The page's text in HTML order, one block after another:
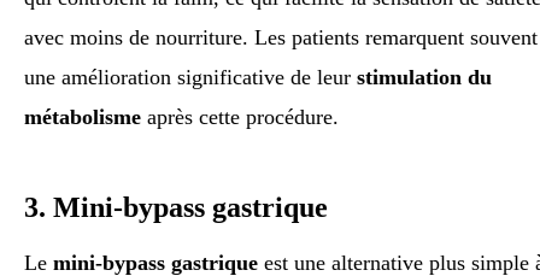
avec moins de nourriture. Les patients remarquent souvent
une amélioration significative de leur stimulation du
métabolisme après cette procédure.
3. Mini-bypass gastrique
Le mini-bypass gastrique est une alternative plus simple